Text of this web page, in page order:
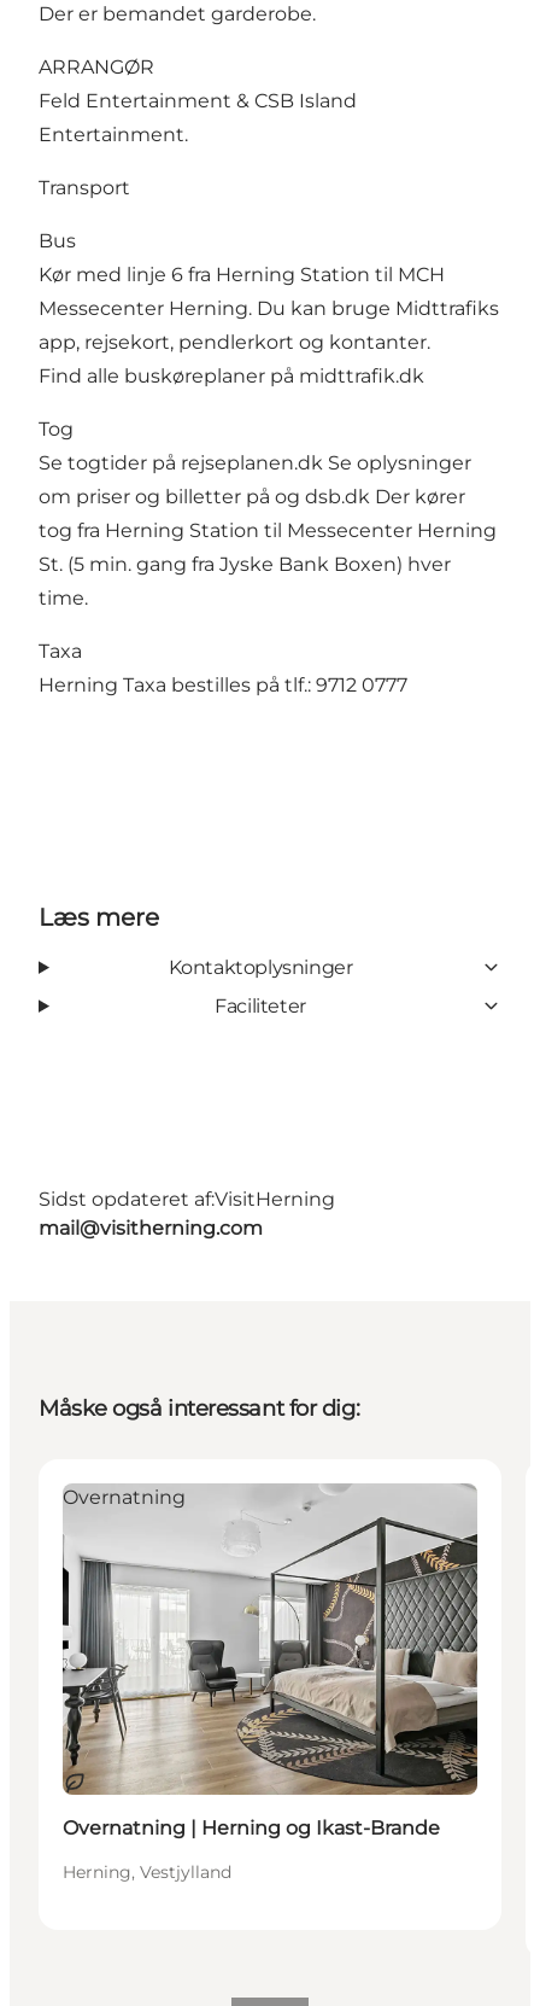
Der er bemandet garderobe.
ARRANGØR
Feld Entertainment & CSB Island
Entertainment.
Transport
Bus
Kør med linje 6 fra Herning Station til MCH
Messecenter Herning. Du kan bruge Midttrafiks
app, rejsekort, pendlerkort og kontanter.
Find alle buskøreplaner på midttrafik.dk
Tog
Se togtider på rejseplanen.dk Se oplysninger
om priser og billetter på og dsb.dk Der kører
tog fra Herning Station til Messecenter Herning
St. (5 min. gang fra Jyske Bank Boxen) hver
time.
Taxa
Herning Taxa bestilles på tlf.: 9712 0777
Læs mere
Kontaktoplysninger
Faciliteter
Sidst opdateret af:VisitHerning
mail@visitherning.com
Måske også interessant for dig:
Bæredygtige oplevelser
Overnatning
Overnatning | Herning og Ikast-Brande
Herning, Vestjylland